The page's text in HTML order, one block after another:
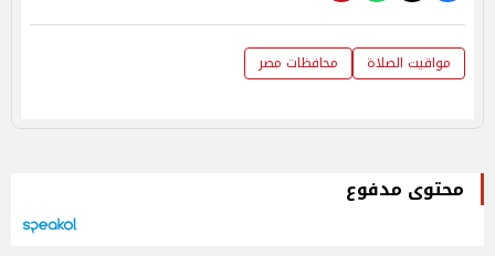
مواقيت الصلاة محافظات مصر
محتوى مدفوع